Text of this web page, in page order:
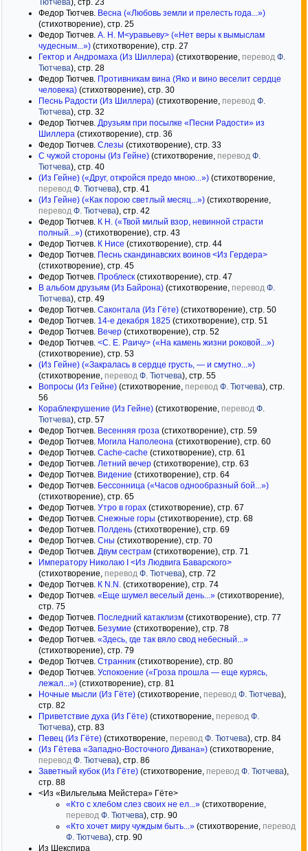
Федор Тютчев. Весна («Любовь земли и прелесть года...»)
(стихотворение), стр. 25
Федор Тютчев. А. Н. М<уравьеву> («Нет веры к вымыслам
чудесным...») (стихотворение), стр. 27
Гектор и Андромаха (Из Шиллера) (стихотворение, перевод Ф.
Тютчева), стр. 28
Федор Тютчев. Противникам вина (Яко и вино веселит сердце
человека) (стихотворение), стр. 30
Песнь Радости (Из Шиллера) (стихотворение, перевод Ф.
Тютчева), стр. 32
Федор Тютчев. Друзьям при посылке «Песни Радости» из
Шиллера (стихотворение), стр. 36
Федор Тютчев. Слезы (стихотворение), стр. 33
С чужой стороны (Из Гейне) (стихотворение, перевод Ф.
Тютчева), стр. 40
(Из Гейне) («Друг, откройся предо мною...») (стихотворение,
перевод Ф. Тютчева), стр. 41
(Из Гейне) («Как порою светлый месяц...») (стихотворение,
перевод Ф. Тютчева), стр. 42
Федор Тютчев. К Н. («Твой милый взор, невинной страсти
полный...») (стихотворение), стр. 43
Федор Тютчев. К Нисе (стихотворение), стр. 44
Федор Тютчев. Песнь скандинавских воинов <Из Гердера>
(стихотворение), стр. 45
Федор Тютчев. Проблеск (стихотворение), стр. 47
В альбом друзьям (Из Байрона) (стихотворение, перевод Ф.
Тютчева), стр. 49
Федор Тютчев. Саконтала (Из Гёте) (стихотворение), стр. 50
Федор Тютчев. 14-е декабря 1825 (стихотворение), стр. 51
Федор Тютчев. Вечер (стихотворение), стр. 52
Федор Тютчев. <С. Е. Раичу> («На камень жизни роковой...»)
(стихотворение), стр. 53
(Из Гейне) («Закралась в сердце грусть, — и смутно...»)
(стихотворение, перевод Ф. Тютчева), стр. 55
Вопросы (Из Гейне) (стихотворение, перевод Ф. Тютчева), стр.
56
Кораблекрушение (Из Гейне) (стихотворение, перевод Ф.
Тютчева), стр. 57
Федор Тютчев. Весенняя гроза (стихотворение), стр. 59
Федор Тютчев. Могила Наполеона (стихотворение), стр. 60
Федор Тютчев. Cache-cache (стихотворение), стр. 61
Федор Тютчев. Летний вечер (стихотворение), стр. 63
Федор Тютчев. Видение (стихотворение), стр. 64
Федор Тютчев. Бессонница («Часов однообразный бой...»)
(стихотворение), стр. 65
Федор Тютчев. Утро в горах (стихотворение), стр. 67
Федор Тютчев. Снежные горы (стихотворение), стр. 68
Федор Тютчев. Полдень (стихотворение), стр. 69
Федор Тютчев. Сны (стихотворение), стр. 70
Федор Тютчев. Двум сестрам (стихотворение), стр. 71
Императору Николаю I <Из Людвига Баварского>
(стихотворение, перевод Ф. Тютчева), стр. 72
Федор Тютчев. К N.N. (стихотворение), стр. 74
Федор Тютчев. «Еще шумел веселый день...» (стихотворение),
стр. 75
Федор Тютчев. Последний катаклизм (стихотворение), стр. 77
Федор Тютчев. Безумие (стихотворение), стр. 78
Федор Тютчев. «Здесь, где так вяло свод небесный...»
(стихотворение), стр. 79
Федор Тютчев. Странник (стихотворение), стр. 80
Федор Тютчев. Успокоение («Гроза прошла — еще курясь,
лежал...») (стихотворение), стр. 81
Ночные мысли (Из Гёте) (стихотворение, перевод Ф. Тютчева),
стр. 82
Приветствие духа (Из Гёте) (стихотворение, перевод Ф.
Тютчева), стр. 83
Певец (Из Гёте) (стихотворение, перевод Ф. Тютчева), стр. 84
(Из Гётева «Западно-Восточного Дивана») (стихотворение,
перевод Ф. Тютчева), стр. 86
Заветный кубок (Из Гёте) (стихотворение, перевод Ф. Тютчева),
стр. 88
<Из «Вильгельма Мейстера» Гёте>
«Кто с хлебом слез своих не ел...» (стихотворение,
перевод Ф. Тютчева), стр. 90
«Кто хочет миру чуждым быть...» (стихотворение, перевод
Ф. Тютчева), стр. 90
Из Шекспира